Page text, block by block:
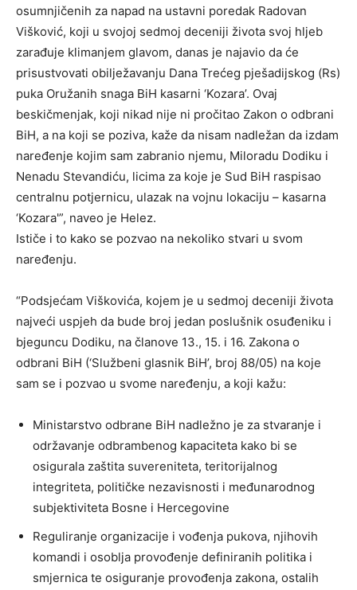
osumnjičenih za napad na ustavni poredak Radovan
Višković, koji u svojoj sedmoj deceniji života svoj hljeb
zarađuje klimanjem glavom, danas je najavio da će
prisustvovati obilježavanju Dana Trećeg pješadijskog (Rs)
puka Oružanih snaga BiH kasarni ‘Kozara’. Ovaj
beskičmenjak, koji nikad nije ni pročitao Zakon o odbrani
BiH, a na koji se poziva, kaže da nisam nadležan da izdam
naređenje kojim sam zabranio njemu, Miloradu Dodiku i
Nenadu Stevandiću, licima za koje je Sud BiH raspisao
centralnu potjernicu, ulazak na vojnu lokaciju – kasarna
‘Kozara'”, naveo je Helez.
Ističe i to kako se pozvao na nekoliko stvari u svom
naređenju.
“Podsjećam Viškovića, kojem je u sedmoj deceniji života
najveći uspjeh da bude broj jedan poslušnik osuđeniku i
bjeguncu Dodiku, na članove 13., 15. i 16. Zakona o
odbrani BiH (‘Službeni glasnik BiH’, broj 88/05) na koje
sam se i pozvao u svome naređenju, a koji kažu:
Ministarstvo odbrane BiH nadležno je za stvaranje i
održavanje odbrambenog kapaciteta kako bi se
osigurala zaštita suvereniteta, teritorijalnog
integriteta, političke nezavisnosti i međunarodnog
subjektiviteta Bosne i Hercegovine
Reguliranje organizacije i vođenja pukova, njihovih
komandi i osoblja provođenje definiranih politika i
smjernica te osiguranje provođenja zakona, ostalih